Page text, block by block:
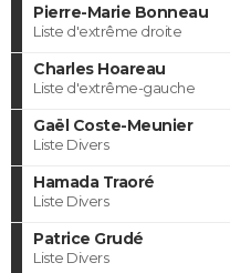
Pierre-Marie Bonneau
Liste d'extrême droite
Charles Hoareau
Liste d'extrême-gauche
Gaël Coste-Meunier
Liste Divers
Hamada Traoré
Liste Divers
Patrice Grudé
Liste Divers